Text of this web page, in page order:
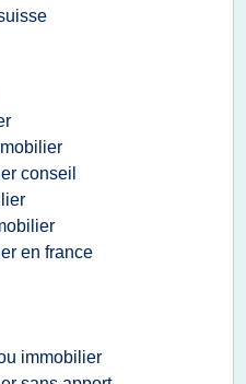
conseil
en france
immobilier